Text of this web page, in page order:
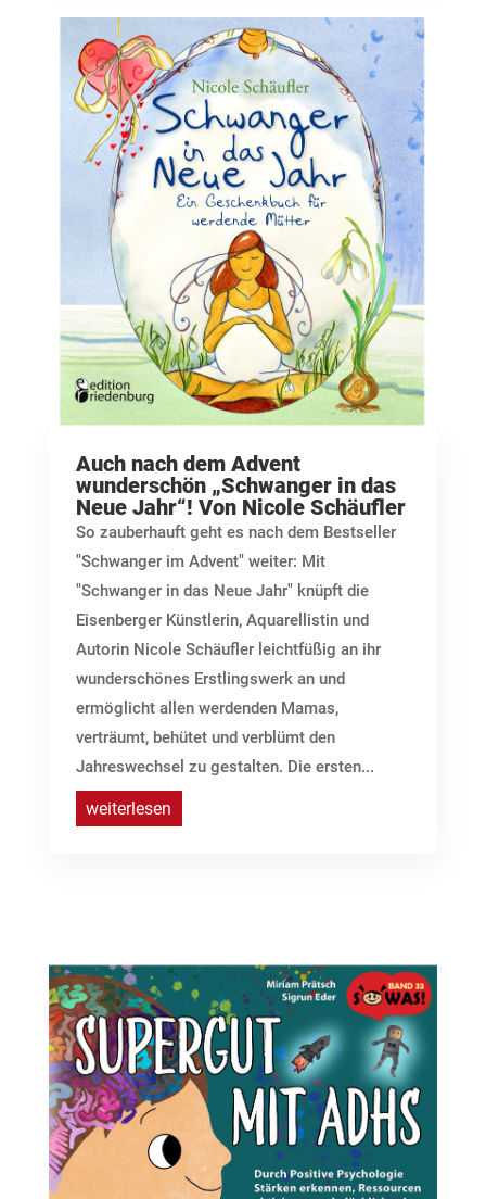
Auch nach dem Advent
wunderschön „Schwanger in das
Neue Jahr“! Von Nicole Schäufler
So zauberhauft geht es nach dem Bestseller
"Schwanger im Advent" weiter: Mit
"Schwanger in das Neue Jahr" knüpft die
Eisenberger Künstlerin, Aquarellistin und
Autorin Nicole Schäufler leichtfüßig an ihr
wunderschönes Erstlingswerk an und
ermöglicht allen werdenden Mamas,
verträumt, behütet und verblümt den
Jahreswechsel zu gestalten. Die ersten...
weiterlesen